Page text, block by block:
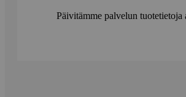
Päivitämme palvelun tuotetietoja